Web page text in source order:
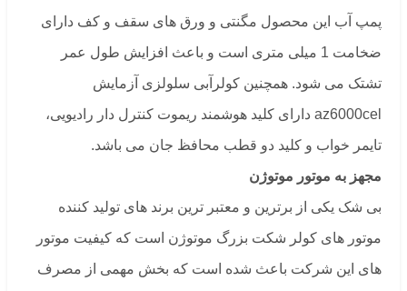
پمپ آب این محصول مگنتی و ورق های سقف و کف دارای
ضخامت 1 میلی متری است و باعث افزایش طول عمر
تشتک می شود. همچنین کولرآبی سلولزی آزمایش
az6000cel دارای کلید هوشمند ریموت کنترل دار رادیویی،
تایمر خواب و کلید دو قطب محافظ جان می باشد.
مجهز به موتور موتوژن
بی شک یکی از برترین و معتبر ترین برند های تولید کننده
موتور های کولر شکت بزرگ موتوژن است که کیفیت موتور
های این شرکت باعث شده است که بخش مهمی از مصرف